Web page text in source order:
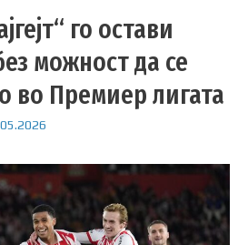
го остави
можност да се
во Премиер лигата